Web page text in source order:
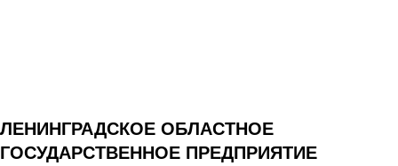
ЛЕНИНГРАДСКОЕ ОБЛАСТНОЕ
ГОСУДАРСТВЕННОЕ ПРЕДПРИЯТИЕ